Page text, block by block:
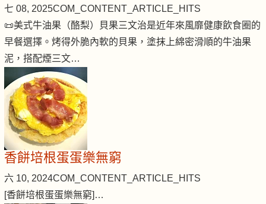
七 08, 2025COM_CONTENT_ARTICLE_HITS
📜美式牛油果（酪梨）貝果三文治是近年來風靡健康飲食圈的
早餐選擇。烤得外脆內軟的貝果，塗抹上綿密滑順的牛油果
泥，搭配煙三文…
香餅培根蛋蛋樂無窮
六 10, 2024COM_CONTENT_ARTICLE_HITS
[香餅培根蛋蛋樂無窮]…